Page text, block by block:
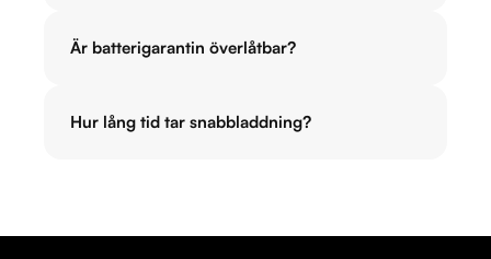
Är batterigarantin överlåtbar?
Hur lång tid tar snabbladdning?